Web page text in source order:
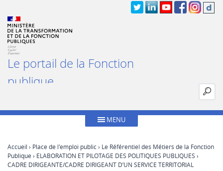
Le portail de la Fonction
publique
MENU
Accueil › Place de l'emploi public› Le Référentiel des Métiers de la Fonction
Publique › ELABORATION ET PILOTAGE DES POLITIQUES PUBLIQUES ›
CADRE DIRIGEANTE/CADRE DIRIGEANT D’UN SERVICE TERRITORIAL